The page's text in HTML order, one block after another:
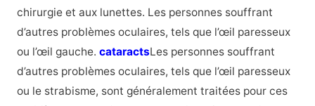
chirurgie et aux lunettes. Les personnes souffrant
d’autres problèmes oculaires, tels que l’œil paresseux
ou l’œil gauche. cataractsLes personnes souffrant
d’autres problèmes oculaires, tels que l’œil paresseux
ou le strabisme, sont généralement traitées pour ces